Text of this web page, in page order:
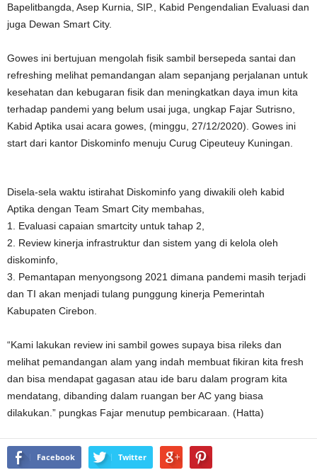
Bapelitbangda, Asep Kurnia, SIP., Kabid Pengendalian Evaluasi dan
juga Dewan Smart City.
Gowes ini bertujuan mengolah fisik sambil bersepeda santai dan
refreshing melihat pemandangan alam sepanjang perjalanan untuk
kesehatan dan kebugaran fisik dan meningkatkan daya imun kita
terhadap pandemi yang belum usai juga, ungkap Fajar Sutrisno,
Kabid Aptika usai acara gowes, (minggu, 27/12/2020). Gowes ini
start dari kantor Diskominfo menuju Curug Cipeuteuy Kuningan.
Disela-sela waktu istirahat Diskominfo yang diwakili oleh kabid
Aptika dengan Team Smart City membahas,
1. Evaluasi capaian smartcity untuk tahap 2,
2. Review kinerja infrastruktur dan sistem yang di kelola oleh
diskominfo,
3. Pemantapan menyongsong 2021 dimana pandemi masih terjadi
dan TI akan menjadi tulang punggung kinerja Pemerintah
Kabupaten Cirebon.
“Kami lakukan review ini sambil gowes supaya bisa rileks dan
melihat pemandangan alam yang indah membuat fikiran kita fresh
dan bisa mendapat gagasan atau ide baru dalam program kita
mendatang, dibanding dalam ruangan ber AC yang biasa
dilakukan.” pungkas Fajar menutup pembicaraan. (Hatta)
Facebook Twitter